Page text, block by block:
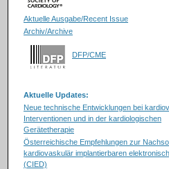
Aktuelle Ausgabe/Recent Issue
Archiv/Archive
DFP/CME
Aktuelle Updates:
Neue technische Entwicklungen bei
Interventionen und in der kardiologischen
Gerätetherapie
Österreichische Empfehlungen zur
kardiovaskulär implantierbaren
(CIED)